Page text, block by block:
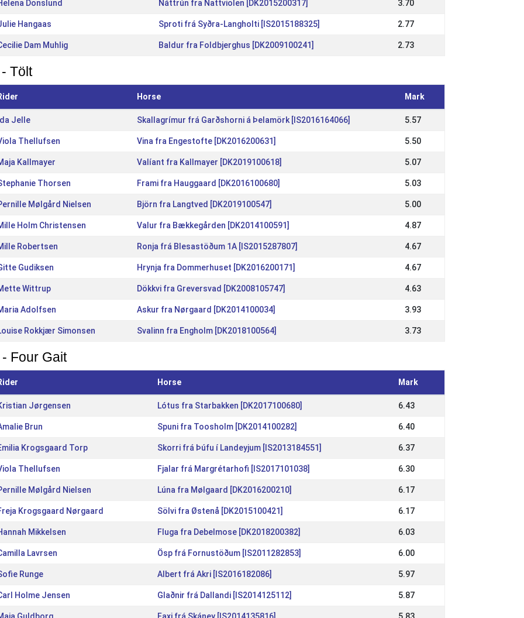
Donslund Náttrún fra Nattviolen [DK2015200317] 3.70
Hangaas Sproti frá Syðra-Langholti [IS2015188325] 2.77
Dam Muhlig Baldur fra Foldbjerghus [DK2009100241] 2.73
Tölt
Horse Mark
Jelle Skallagrímur frá Garðshorni á Þelamörk [IS2016164066] 5.57
Thellufsen Vina fra Engestofte [DK2016200631] 5.50
Kallmayer Valíant fra Kallmayer [DK2019100618] 5.07
Thorsen Frami fra Hauggaard [DK2016100680] 5.03
Mølgård Nielsen Björn fra Langtved [DK2019100547] 5.00
Holm Christensen Valur fra Bækkegården [DK2014100591] 4.87
Robertsen Ronja frá Blesastöðum 1A [IS2015287807] 4.67
Gudiksen Hrynja fra Dommerhuset [DK2016200171] 4.67
Wittrup Dökkvi fra Greversvad [DK2008105747] 4.63
Adolfsen Askur fra Nørgaard [DK2014100034] 3.93
Rokkjær Simonsen Svalinn fra Engholm [DK2018100564] 3.73
Four Gait
Horse Mark
Jørgensen Lótus fra Starbakken [DK2017100680] 6.43
Brun Spuni fra Toosholm [DK2014100282] 6.40
Krogsgaard Torp Skorri frá Þúfu í Landeyjum [IS2013184551] 6.37
Thellufsen Fjalar frá Margrétarhofi [IS2017101038] 6.30
Mølgård Nielsen Lúna fra Mølgaard [DK2016200210] 6.17
Krogsgaard Nørgaard Sölvi fra Østenå [DK2015100421] 6.17
Mikkelsen Fluga fra Debelmose [DK2018200382] 6.03
Lavrsen Ösp frá Fornustöðum [IS2011282853] 6.00
Runge Albert frá Akri [IS2016182086] 5.97
Holme Jensen Glaðnir frá Dallandi [IS2014125112] 5.87